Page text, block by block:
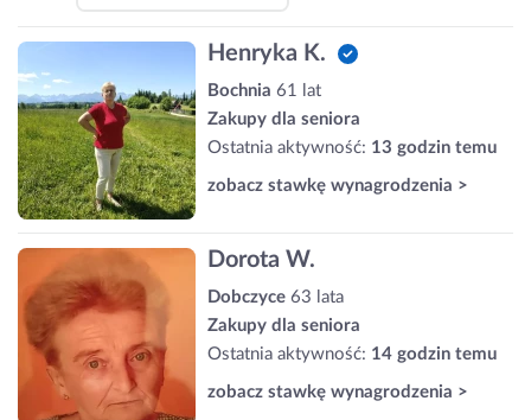
Henryka K.
Bochnia 61 lat
Zakupy dla seniora
Ostatnia aktywność: 13 godzin temu
zobacz stawkę wynagrodzenia >
Dorota W.
Dobczyce 63 lata
Zakupy dla seniora
Ostatnia aktywność: 14 godzin temu
zobacz stawkę wynagrodzenia >